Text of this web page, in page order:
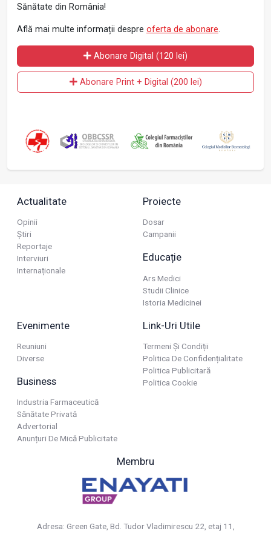
Sănătate din România!
Află mai multe informații despre oferta de abonare.
Abonare Digital (120 lei)
Abonare Print + Digital (200 lei)
Actualitate
Opinii
Știri
Reportaje
Interviuri
Internaționale
Proiecte
Dosar
Campanii
Educație
Ars Medici
Studii Clinice
Istoria Medicinei
Evenimente
Reuniuni
Diverse
Business
Industria Farmaceutică
Sănătate Privată
Advertorial
Anunțuri De Mică Publicitate
Link-Uri Utile
Termeni Și Condiții
Politica De Confidențialitate
Politica Publicitară
Politica Cookie
Membru
Adresa: Green Gate, Bd. Tudor Vladimirescu 22, etaj 11,